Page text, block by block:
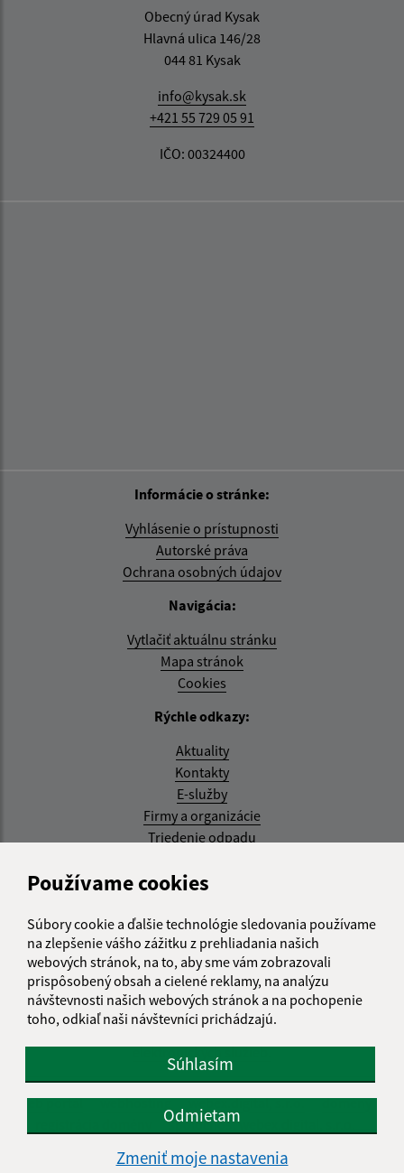
Používame cookies
Súbory cookie a ďalšie technológie sledovania používame
na zlepšenie vášho zážitku z prehliadania našich
webových stránok, na to, aby sme vám zobrazovali
prispôsobený obsah a cielené reklamy, na analýzu
návštevnosti našich webových stránok a na pochopenie
toho, odkiaľ naši návštevníci prichádzajú.
Súhlasím
Odmietam
Zmeniť moje nastavenia
Obecný úrad Kysak
Hlavná ulica 146/28
044 81 Kysak
info@kysak.sk
+421 55 729 05 91
IČO: 00324400
Informácie o stránke:
Vyhlásenie o prístupnosti
Autorské práva
Ochrana osobných údajov
Navigácia:
Vytlačiť aktuálnu stránku
Mapa stránok
Cookies
Rýchle odkazy:
Aktuality
Kontakty
E-služby
Firmy a organizácie
Triedenie odpadu
Aktualizované:
RSS
Správca obsahu:
Správca obsahu je Obec Kysak.
Vytvorené v súlade sJednotným dizajn manuálom
elektronických služieb.
web portál webhosting webex.digital, s.r.o.
domény
spoločnosť webex.digital, s.r.o.
Technický prevádzkovateľ: